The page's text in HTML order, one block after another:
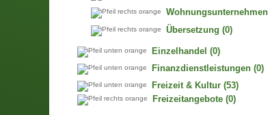
Wohnungsunternehmen
Übersetzung (0)
Einzelhandel (0)
Finanzdienstleistungen (0)
Freizeit & Kultur (53)
Freizeitangebote (0)